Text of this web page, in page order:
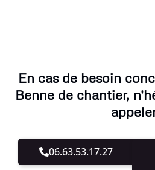
En cas de besoin
Benne de chantier,
06.63.53.17.27